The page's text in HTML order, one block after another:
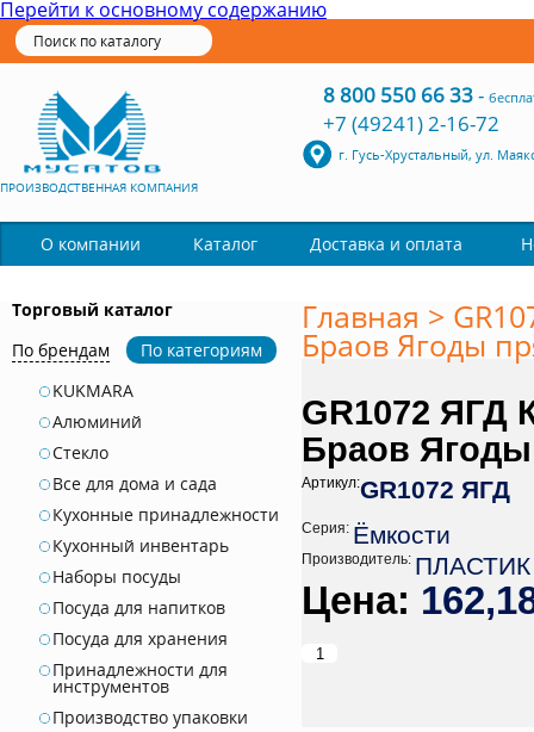
Перейти к основному содержанию
ПРОИЗВОДСТВЕННАЯ КОМПАНИЯ
8 800 550 66 33-
+7 (49241) 2-16-72
г. Гусь-Хрустальный, ул.
О компании Каталог Доставка и оплата
Торговый каталог
По брендам
По категориям
KUKMARA
Алюминий
Стекло
Все для дома и сада
Кухонные принадлежности
Кухонный инвентарь
Наборы посуды
Посуда для напитков
Посуда для хранения
Принадлежности для
инструментов
Производство упаковки
Главная >
Браов Ягоды
GR1072 ЯГД
Браов
Артикул:GR1072 ЯГД
Серия: Ёмкости
Производитель: